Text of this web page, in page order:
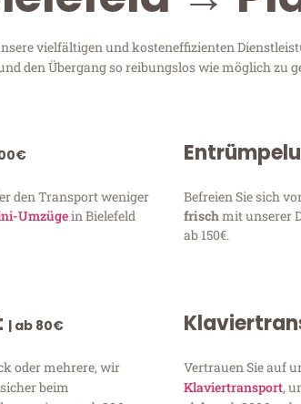
vielfältigen und kosteneffizienten
den Übergang so reibungslos wie möglich zu
den Transport weniger
Umzügein Bielefeld
Befreien Sie sich
frischmit unserer
ab 150€.
| ab 80€
oder mehrere, wir
beim
Vertrauen Sie auf
Klaviertransport,